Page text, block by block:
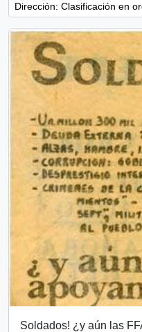
Dirección: Clasificación en
Soldados! ¿y aún las